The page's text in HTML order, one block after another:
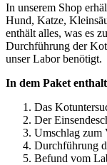
In unserem Shop
Hund, Katze,
enthält alles, was es
Durchführung der
unser Labor benötigt.
In dem Paket
Das
Der
Umschlag zum
Durchführung
Befund vom